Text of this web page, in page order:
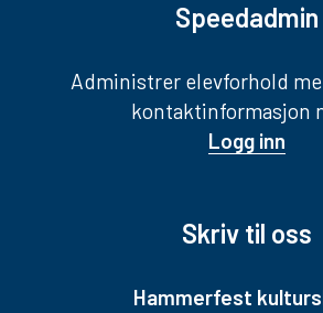
Speedadmin
Administrer elevforhold
kontaktinformasjon
Logg inn
Skriv til oss
Hammerfest